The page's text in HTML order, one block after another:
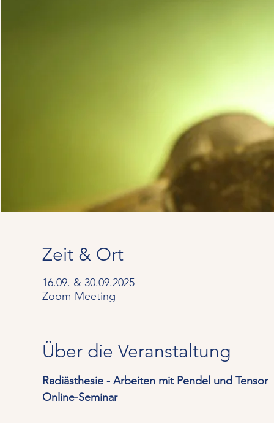
Zeit & Ort
16.09. & 30.09.2025
Zoom-Meeting
Über die Veranstaltung
Radiästhesie - Arbeiten mit Pendel und Tensor
Online-Seminar